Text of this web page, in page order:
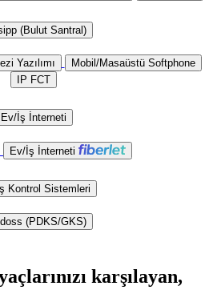
(Bulut Santral)
Yazılımı
Mobil/Masaüstü Softphone
IP FCT
Ev/İş İnterneti
Ev/İş İnterneti
Kontrol Sistemleri
(PDKS/GKS)
karşılayan,